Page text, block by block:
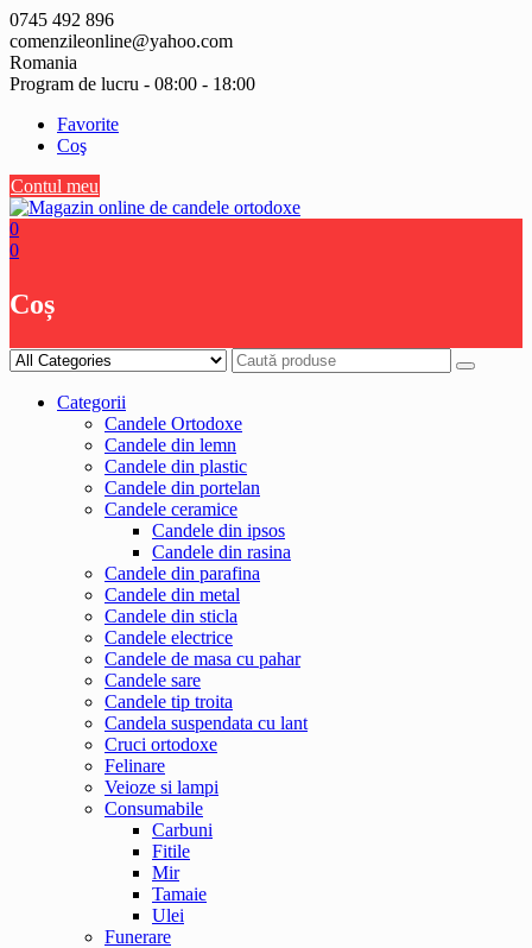
Skip
to
content
0745 492 896
comenzileonline@yahoo.com
Romania
Program de lucru - 08:00 - 18:00
Favorite
Coş
Contul meu
0
0
Coș
Categorii
Candele Ortodoxe
Candele din lemn
Candele din plastic
Candele din portelan
Candele ceramice
Candele din ipsos
Candele din rasina
Candele din parafina
Candele din metal
Candele din sticla
Candele electrice
Candele de masa cu pahar
Candele sare
Candele tip troita
Candela suspendata cu lant
Cruci ortodoxe
Felinare
Veioze si lampi
Consumabile
Carbuni
Fitile
Mir
Tamaie
Ulei
Funerare